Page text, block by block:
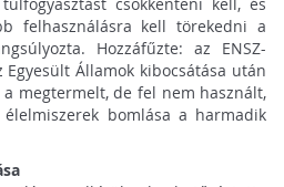
csökkenteni kell, és
felhasználásra kell törekedni a
Hozzáfűzte: az ENSZ-
Államok kibocsátása után
megtermelt, de fel nem használt,
bomlása a harmadik